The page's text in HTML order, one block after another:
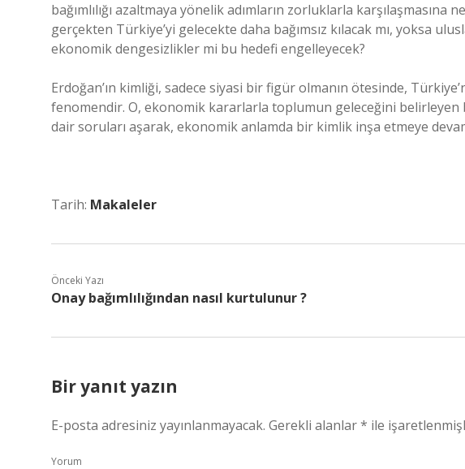
bağımlılığı azaltmaya yönelik adımların zorluklarla karşılaşmasına
gerçekten Türkiye’yi gelecekte daha bağımsız kılacak mı, yoksa
ekonomik dengesizlikler mi bu hedefi engelleyecek?
Erdoğan’ın kimliği, sadece siyasi bir figür olmanın ötesinde,
fenomendir. O, ekonomik kararlarla toplumun geleceğini
dair soruları aşarak, ekonomik anlamda bir kimlik inşa etmeye
Tarih: Makaleler
Önceki Yazı
Onay bağımlılığından nasıl kurtulunur ?
Bir yanıt yazın
E-posta adresiniz yayınlanmayacak. Gerekli alanlar* ile
Yorum